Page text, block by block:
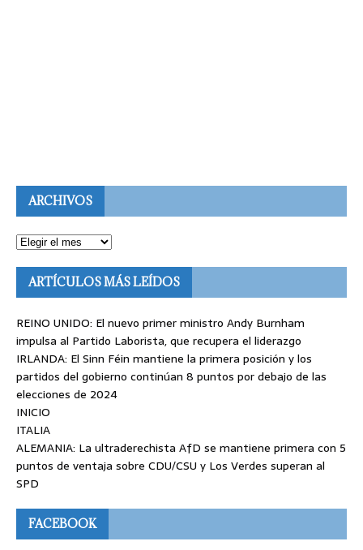
ARCHIVOS
ARTÍCULOS MÁS LEÍDOS
REINO UNIDO: El nuevo primer ministro Andy Burnham
impulsa al Partido Laborista, que recupera el liderazgo
IRLANDA: El Sinn Féin mantiene la primera posición y los
partidos del gobierno continúan 8 puntos por debajo de las
elecciones de 2024
INICIO
ITALIA
ALEMANIA: La ultraderechista AfD se mantiene primera con 5
puntos de ventaja sobre CDU/CSU y Los Verdes superan al
SPD
FACEBOOK